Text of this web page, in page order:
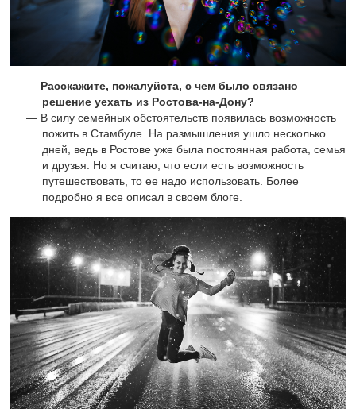
Расскажите, пожалуйста, с чем было связано
решение уехать из Ростова-на-Дону?
В силу семейных обстоятельств появилась возможность
пожить в Стамбуле. На размышления ушло несколько
дней, ведь в Ростове уже была постоянная работа, семья
и друзья. Но я считаю, что если есть возможность
путешествовать, то ее надо использовать. Более
подробно я все описал в своем блоге.